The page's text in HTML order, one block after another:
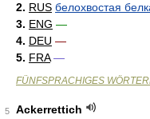
2. RUS белохвостая
3. ENG —
4. DEU —
5. FRA —
FÜNFSPRACHIGES
5
Ackerrettich